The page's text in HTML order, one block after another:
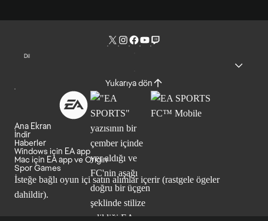
Dil
Yukarıya dön
Ana Ekran
İndir
Haberler
Windows için EA app
Mac için EA app ve Origin
Spor Games
İsteğe bağlı oyun içi satın alımlar içerir (rastgele ögeler
dahildir).